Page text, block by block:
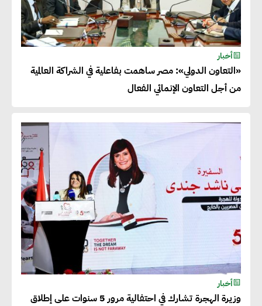
أخبار
«التعاون الدولي»: مصر ساهمت بفاعلية في الشراكة العالمية
من أجل التعاون الإنمائي الفعال
أخبار
وزيرة الهجرة تشارك في احتفالية مرور 5 سنوات على إطلاق